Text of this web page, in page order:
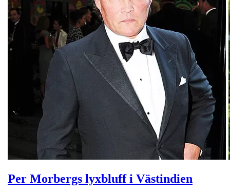
Per Morbergs lyxbluff i Västindien